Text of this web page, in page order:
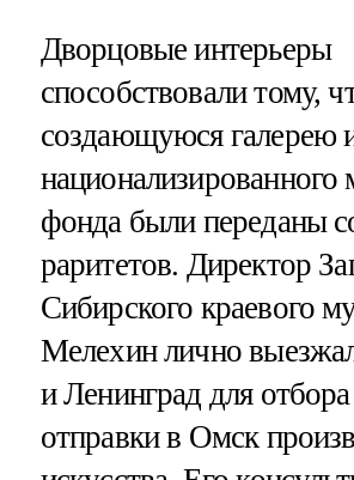
Дворцовые интерьеры
способствовали тому,
создающуюся галерею
национализированного
фонда были переданы
раритетов. Директор
Сибирского краевого
Мелехин лично
и Ленинград для
отправки в Омск